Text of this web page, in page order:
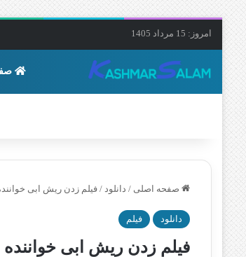
امروز: 15 مرداد 1405
صفحه اصلی / دانلود / فیلم زدن ریش ابی
دانلود فیلم
فیلم زدن ریش ابی